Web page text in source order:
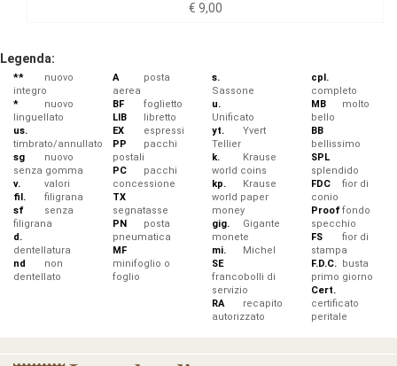
€ 9,00
Legenda:
**
nuovo
integro
*
nuovo
linguellato
us.
timbrato/annullato
sg
nuovo
senza gomma
v.
valori
fil.
filigrana
sf
senza
filigrana
d.
dentellatura
nd
non
dentellato
A
posta
aerea
BF
foglietto
LIB
libretto
EX
espressi
PP
pacchi
postali
PC
pacchi
concessione
TX
segnatasse
PN
posta
pneumatica
MF
minifoglio o
foglio
s.
Sassone
u.
Unificato
yt.
Yvert
Tellier
k.
Krause
world coins
kp.
Krause
world paper
money
gig.
Gigante
monete
mi.
Michel
SE
francobolli di
servizio
RA
recapito
autorizzato
cpl.
completo
MB
molto
bello
BB
bellissimo
SPL
splendido
FDC
fior di
conio
Prooffondo
specchio
FS
fior di
stampa
F.D.C.
busta
primo giorno
Cert.
certificato
peritale